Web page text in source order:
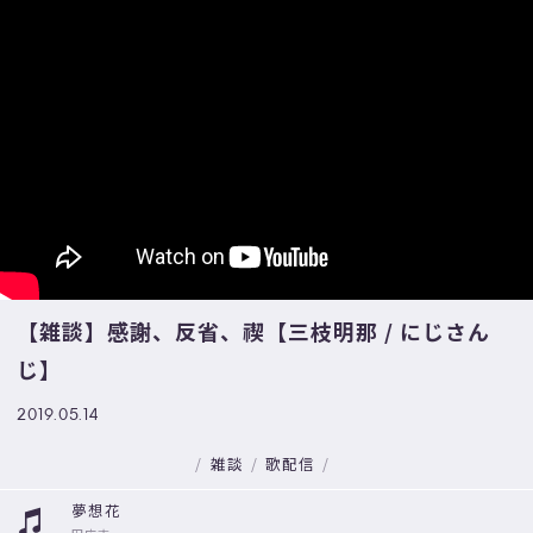
【雑談】感謝、反省、禊【三枝明那 / にじさん
じ】
2019.05.14
雑談 歌配信
夢想花